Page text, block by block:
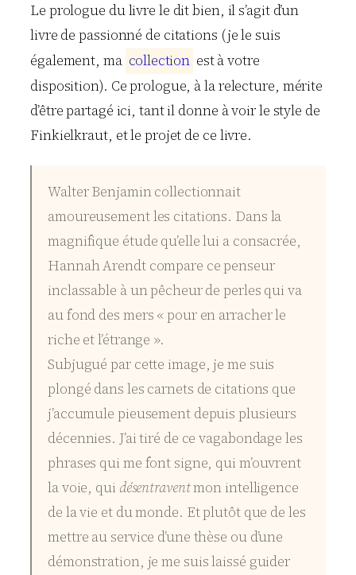
Le prologue du livre le dit bien, il s’agit d’un
livre de passionné de citations (je le suis
également, ma collection est à votre
disposition). Ce prologue, à la relecture, mérite
d’être partagé ici, tant il donne à voir le style de
Finkielkraut, et le projet de ce livre.
Walter Benjamin collectionnait
amoureusement les citations. Dans la
magnifique étude qu’elle lui a consacrée,
Hannah Arendt compare ce penseur
inclassable à un pêcheur de perles qui va
au fond des mers « pour en arracher le
riche et l’étrange ».
Subjugué par cette image, je me suis
plongé dans les carnets de citations que
j’accumule pieusement depuis plusieurs
décennies. J’ai tiré de ce vagabondage les
phrases qui me font signe, qui m’ouvrent
la voie, qui désentraventmon intelligence
de la vie et du monde. Et plutôt que de les
mettre au service d’une thèse ou d’une
démonstration, je me suis laissé guider